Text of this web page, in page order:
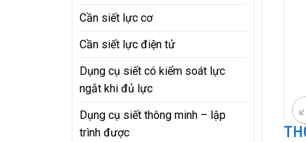
Cần siết lực cơ
Cần siết lực điện tử
Dụng cụ siết có kiểm soát lực
ngắt khi đủ lực
Dụng cụ siết thông minh – lập
trình được